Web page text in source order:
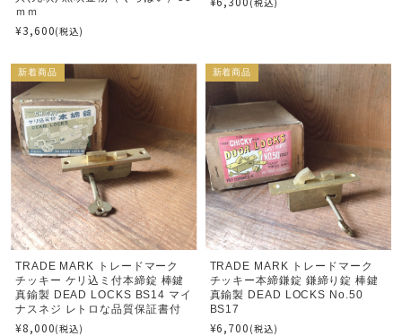
ｍｍ
¥3,600(税込)
新着商品
TRADE MARK トレードマーク
チッキー ケリ込ミ付本締錠 棒鍵
真鍮製 DEAD LOCKS BS14 マイ
ナスネジ レトロな品質保証書付
¥8,000(税込)
新着商品
TRADE MARK トレードマーク
チッキー本締鎌錠 鎌締り錠 棒鍵
真鍮製 DEAD LOCKS No.50
BS17
¥6,700 (税込)